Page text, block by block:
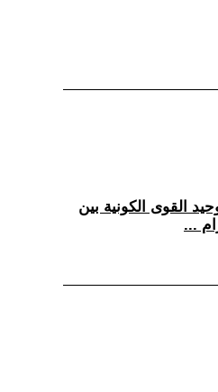
القوى الكونية بين
...